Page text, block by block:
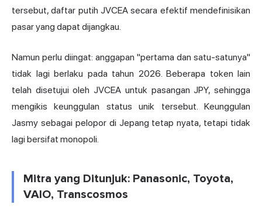
tersebut, daftar putih JVCEA secara efektif mendefinisikan
pasar yang dapat dijangkau.
Namun perlu diingat: anggapan "pertama dan satu-satunya"
tidak lagi berlaku pada tahun 2026. Beberapa token lain
telah disetujui oleh JVCEA untuk pasangan JPY, sehingga
mengikis keunggulan status unik tersebut. Keunggulan
Jasmy sebagai pelopor di Jepang tetap nyata, tetapi tidak
lagi bersifat monopoli.
Mitra yang Ditunjuk: Panasonic, Toyota,
VAIO, Transcosmos